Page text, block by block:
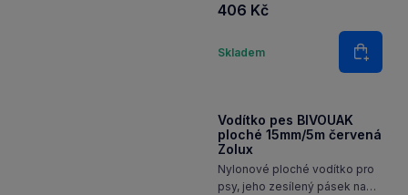
a bezpečné uchopení.
406 Kč
Skladem
Množství
Do
Vodítko pes BIVOUAK
ploché 15mm/5m červená
Zolux
Nylonové ploché vodítko pro
psy, jeho zesílený pásek na